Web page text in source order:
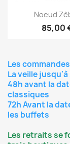
Aperçu
Noeud
85,00
Les
La veille
48h avant la
classiques
72h Avant la
les buffets
Les retraits se